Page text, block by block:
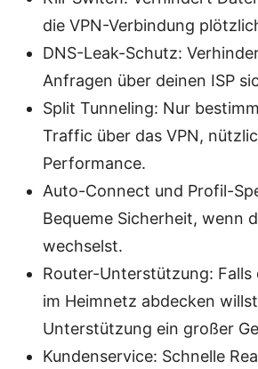
die VPN-Verbindung
DNS-Leak-Schutz:
Anfragen über deinen ISP
Split Tunneling: Nur
Traffic über das VPN,
Performance.
Auto-Connect und Profil-
Bequeme Sicherheit, wenn
wechselst.
Router-Unterstützung: Falls
im Heimnetz abdecken
Unterstützung ein großer
Kundenservice: Schnelle